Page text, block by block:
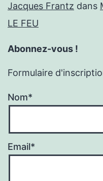
Jacques Frantz dans
LE FEU
Abonnez-vous !
Formulaire
Nom*
Email*